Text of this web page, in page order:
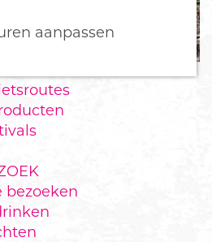
aanpassen
bezoeken